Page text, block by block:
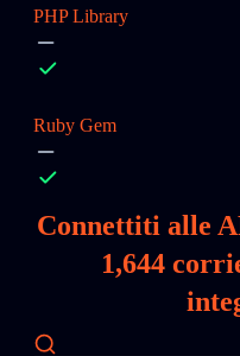
PHP Library
Ruby Gem
Connettiti alle
1,644